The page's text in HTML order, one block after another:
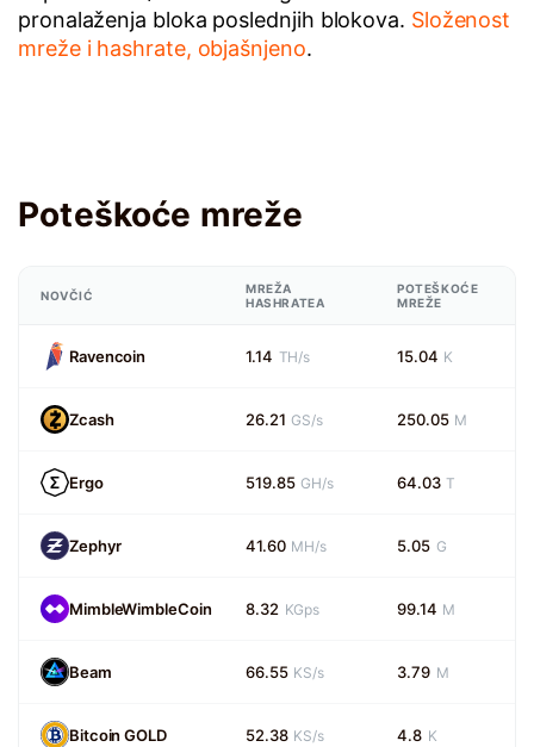
pronalaženja bloka poslednjih blokova. Složenost
mreže i hashrate, objašnjeno.
Poteškoće mreže
NOVČIĆ
MREŽA
HASHRATEA
POTEŠKOĆE
MREŽE
Ravencoin 1.14 TH/s 15.04 K
Zcash 26.21 GS/s 250.05 M
Ergo 519.85 GH/s 64.03 T
Zephyr 41.60 MH/s 5.05 G
MimbleWimbleCoin 8.32 KGps 99.14 M
Beam 66.55 KS/s 3.79 M
Bitcoin GOLD 52.38 KS/s 4.8 K